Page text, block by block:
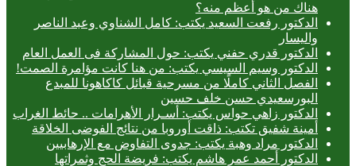
هناك من هو أعظم منه؟
الدكتور رفعت السعيد يكتب: كامل الشناوي وعبد الناصر
واليسار
الدكتور قدري حفني يكتب: حول المشاركة فى العمل العام
الدكتور وسيم السيسي يكتب: من هنا كانت مؤامرة الصمت!
الفصل الثاني كاملًا من مسرحية قبائل كاكاهونا للمبدع
البورسعيدي حسن خلف حسين
الدكتور زاهي حواس يكتب: أسـرار الأهرامات .. حائط الغراب
أمينة شفيق تكتب: ذاقت أوروبا من نتائج الفوضى الخلاقة
الدكتور مراد وهبة يكتب: جدوى التفاوض مع الإرهابيين
الدكتور أحمد عمر هاشم يكتب: فريضة الحج وثمراتها